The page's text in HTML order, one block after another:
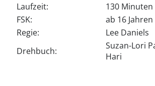
Laufzeit:
130 Minuten
FSK:
ab 16
Regie:
Lee Daniels
Drehbuch:
Suzan-Lori
Hari